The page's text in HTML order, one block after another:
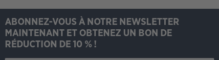
ABONNEZ-VOUS À NOTRE NEWSLETTER
MAINTENANT ET OBTENEZ UN BON DE
RÉDUCTION DE 10 % !